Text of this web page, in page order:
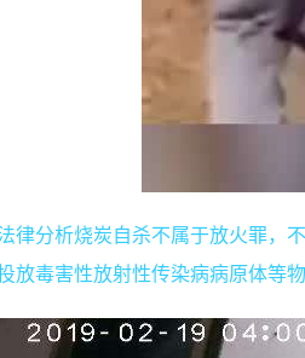
律分析烧炭自杀不属于放火罪，
放毒害性放射性传染病病原体等